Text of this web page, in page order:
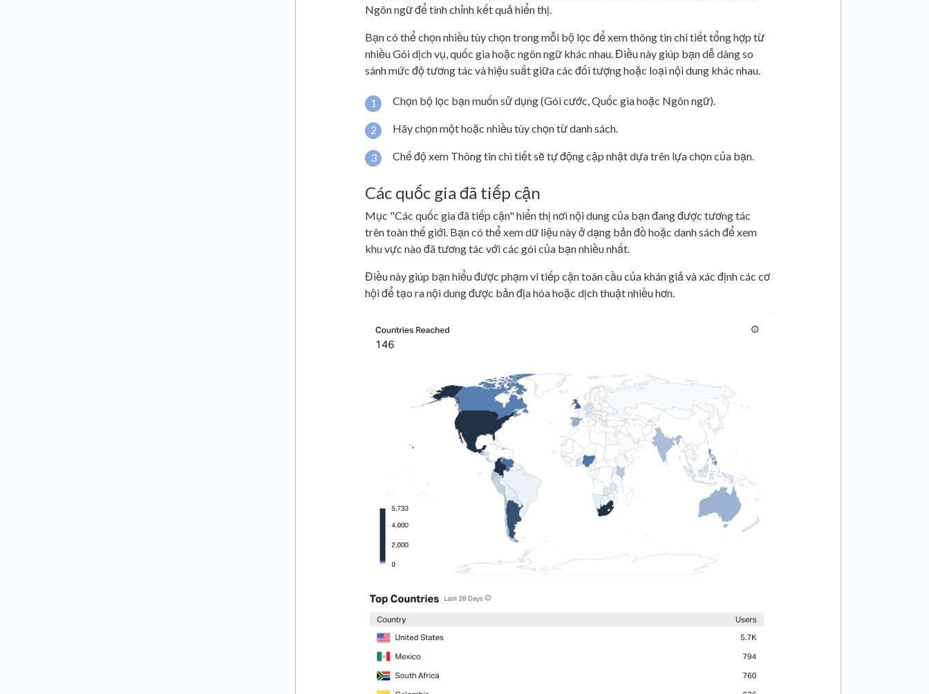
Ngôn ngữ để tinh chỉnh kết quả hiển thị.
Bạn có thể chọn nhiều tùy chọn trong mỗi bộ lọc để xem thông tin chi tiết tổng hợp từ
nhiều Gói dịch vụ, quốc gia hoặc ngôn ngữ khác nhau. Điều này giúp bạn dễ dàng so
sánh mức độ tương tác và hiệu suất giữa các đối tượng hoặc loại nội dung khác nhau.
Chọn bộ lọc bạn muốn sử dụng (Gói cước, Quốc gia hoặc Ngôn ngữ).
Hãy chọn một hoặc nhiều tùy chọn từ danh sách.
Chế độ xem Thông tin chi tiết sẽ tự động cập nhật dựa trên lựa chọn của bạn.
Các quốc gia đã tiếp cận
Mục "Các quốc gia đã tiếp cận" hiển thị nơi nội dung của bạn đang được tương tác
trên toàn thế giới. Bạn có thể xem dữ liệu này ở dạng bản đồ hoặc danh sách để xem
khu vực nào đã tương tác với các gói của bạn nhiều nhất.
Điều này giúp bạn hiểu được phạm vi tiếp cận toàn cầu của khán giả và xác định các cơ
hội để tạo ra nội dung được bản địa hóa hoặc dịch thuật nhiều hơn.